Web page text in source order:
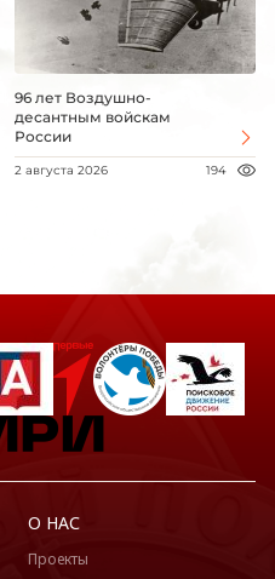
96 лет Воздушно-
десантным войскам
России
2 августа 2026 194
О НАС
Проекты